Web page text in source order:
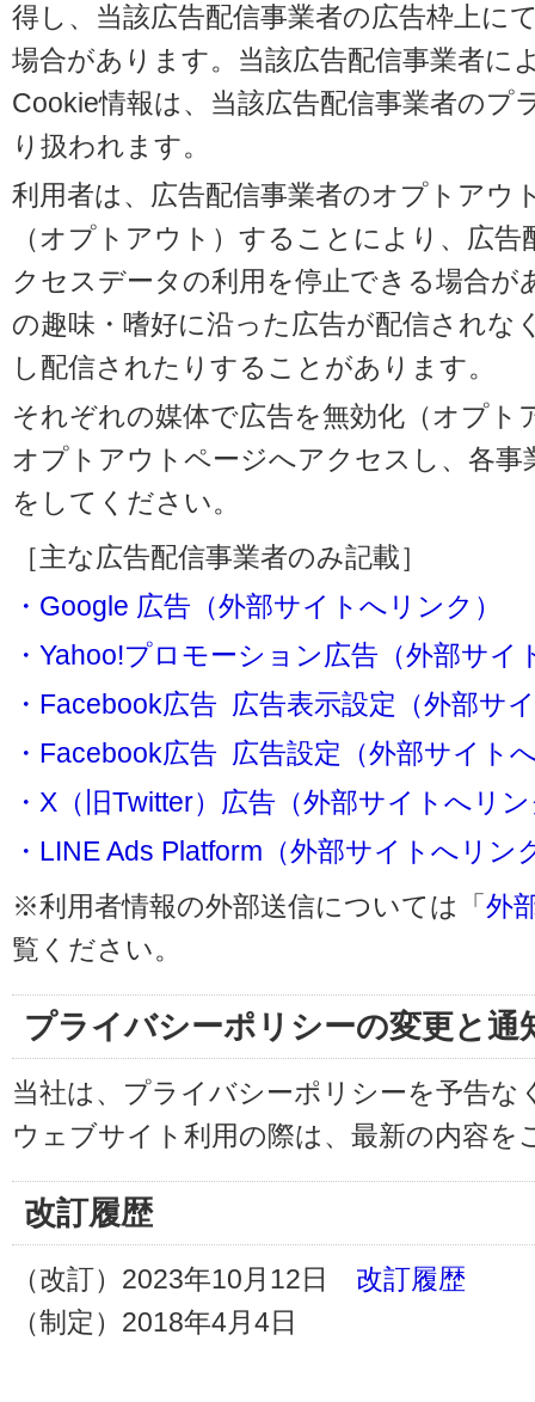
得し、当該広告配信事業者の広告枠上に
場合があります。当該広告配信事業者に
Cookie情報は、当該広告配信事業者のプ
り扱われます。
利用者は、広告配信事業者のオプトアウ
（オプトアウト）することにより、広
クセスデータの利用を停止できる場合が
の趣味・嗜好に沿った広告が配信されな
し配信されたりすることがあります。
それぞれの媒体で広告を無効化（オプト
オプトアウトページへアクセスし、各
をしてください。
［主な広告配信事業者のみ記載］
・Google 広告（外部サイトへリンク）
・Yahoo!プロモーション広告（外部サイ
・Facebook広告 広告表示設定（外部サ
・Facebook広告 広告設定（外部サイト
・X（旧Twitter）広告（外部サイトへリ
・LINE Ads Platform（外部サイトへリン
※利用者情報の外部送信については「外
覧ください。
プライバシーポリシーの変更と通
当社は、プライバシーポリシーを予告
ウェブサイト利用の際は、最新の内容を
改訂履歴
（改訂）2023年10月12日 改訂履歴
（制定）2018年4月4日